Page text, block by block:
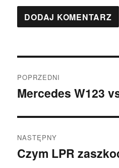
wpisu
POPRZEDNI
Poprzedni
Mercedes W123
NASTĘPNY
Następny
Czym LPR